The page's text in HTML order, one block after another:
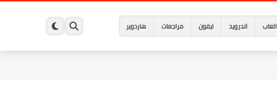
العاب اندرويد ايفون مراجعات هاردوير